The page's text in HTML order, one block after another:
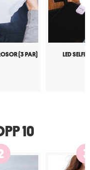
(3 PAR) LED
10
3